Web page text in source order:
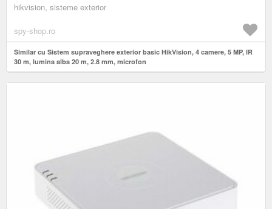
hikvision, sisteme exterior
spy-shop.ro
Similar cu Sistem supraveghere exterior basic HikVision, 4 camere, 5 MP, IR
30 m, lumina alba 20 m, 2.8 mm, microfon